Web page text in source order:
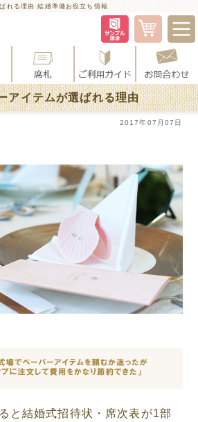
れる理由 結婚準備お役立ち情報
アイテムが選ばれる理由
2017年07月07日
と結婚式招待状・席次表が1部